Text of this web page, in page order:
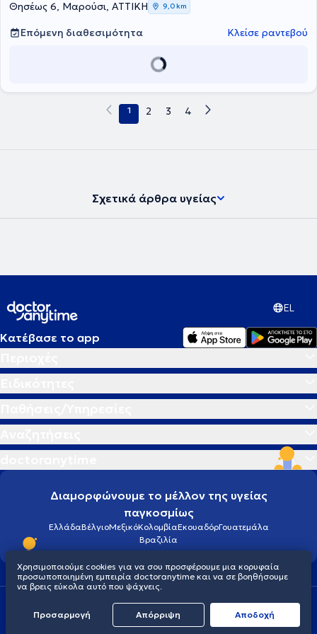
Θησέως 6, Μαρούσι, ΑΤΤΙΚΗ 9,0 km
Επόμενη διαθεσιμότητα Κλείσε ραντεβού
1 2 3 4
Σχετικά άρθρα υγείας
EL
Κατέβασε το app
Διαμορφώνουμε το μέλλον της υγείας
παγκοσμίως
ΕλλάδαΒέλγιοΜεξικόΚολομβίαΕκουαδόρΓουατεμάλα
Βραζιλία
Πολιτική προστασίας προσωπικού απορρήτου
© 2026 doctoranytime
Χρησιμοποιούμε cookies για να σου προσφέρουμε μια κορυφαία
προσωποποιημένη εμπειρία doctoranytime και να σε βοηθήσουμε
να βρεις εύκολα αυτό που ψάχνεις.
Προσαρμογή Απόρριψη Aποδοχή